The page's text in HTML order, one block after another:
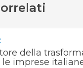
della
imprese